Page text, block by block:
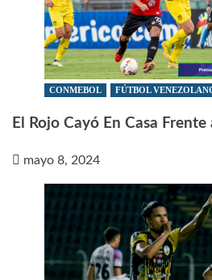
CONMEBOL FÚTBOL
El Rojo Cayó En Casa Frente
mayo 8, 2024